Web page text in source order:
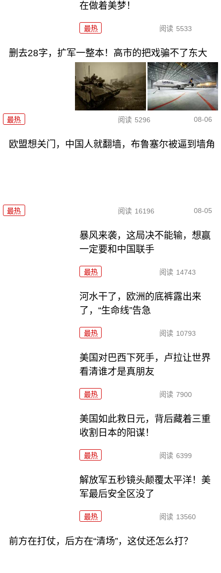
在做着美梦！
最热 阅读 5533
删去28字，扩军一整本！高市的把戏骗不了东大
最热 阅读 5296 08-06
欧盟想关门，中国人就翻墙，布鲁塞尔被逼到墙角
最热 阅读 16196 08-05
暴风来袭，这局决不能输，想赢
一定要和中国联手
最热 阅读 14743
河水干了，欧洲的底裤露出来
了，“生命线”告急
最热 阅读 10793
美国对巴西下死手，卢拉让世界
看清谁才是真朋友
最热 阅读 7900
美国如此救日元，背后藏着三重
收割日本的阳谋！
最热 阅读 6399
解放军五秒镜头颠覆太平洋！美
军最后安全区没了
最热 阅读 13560
前方在打仗，后方在“清场”，这仗还怎么打？